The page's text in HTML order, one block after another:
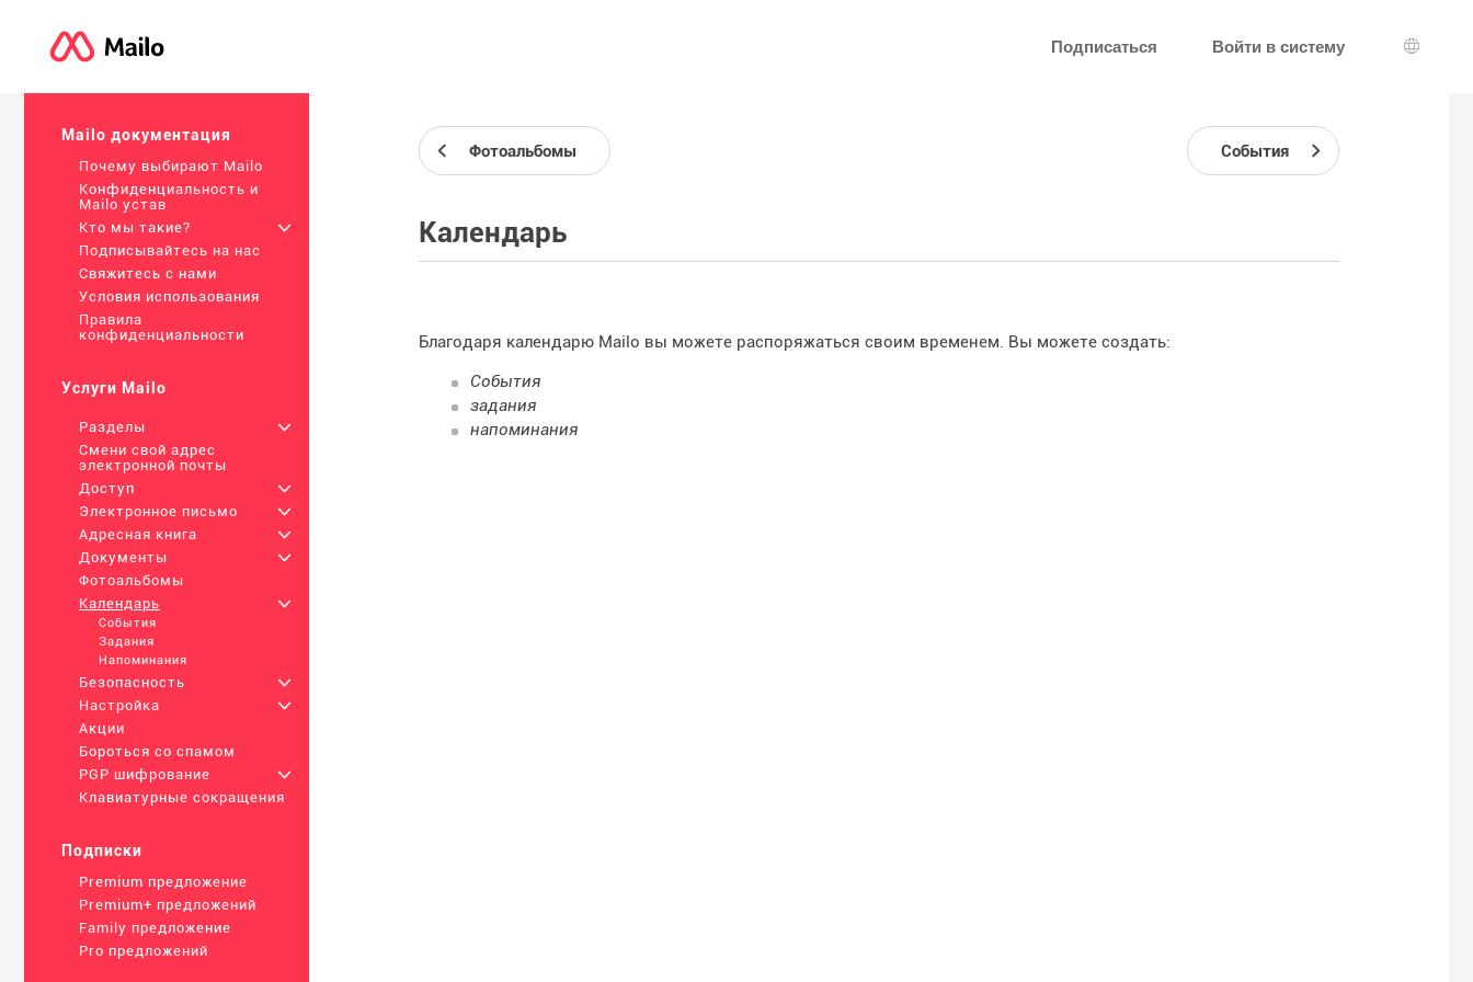
Подписаться Войти в систему
Выбор
Mailo документация
Почему выбирают Mailo
Конфиденциальность и
Mailo устав
Кто мы такие?
+
Подписывайтесь на нас
Свяжитесь с нами
Условия использования
Правила
конфиденциальности
Услуги Mailo
Разделы
+
Смени свой адрес
электронной почты
Доступ
+
Электронное письмо
+
Адресная книга
+
Документы
+
Фотоальбомы
Календарь
+
События
Задания
Напоминания
Безопасность
+
Настройка
+
Акции
Бороться со спамом
PGP шифрование
+
Клавиатурные сокращения
Подписки
Premium предложение
Premium+ предложений
Family предложение
Pro предложений
Фотоальбомы События
Календарь
Благодаря календарю Mailo вы можете распоряжаться своим временем. Вы можете создать:
События
задания
напоминания